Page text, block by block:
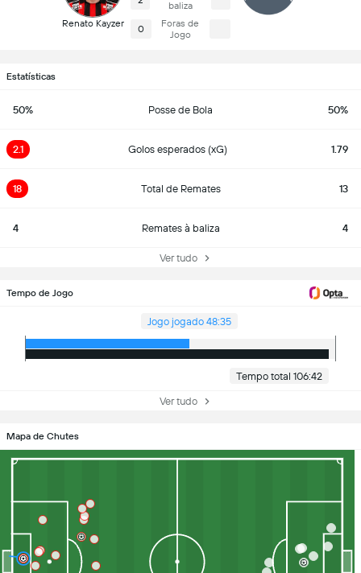
Renato Kayzer
baliza
0
Foras de
Jogo
Estatísticas
50% Posse de Bola 50%
2.1 Golos esperados (xG) 1.79
18 Total de Remates 13
4 Remates à baliza 4
Ver tudo
Tempo de Jogo
Jogo jogado 48:35
Tempo total 106:42
Ver tudo
Mapa de Chutes